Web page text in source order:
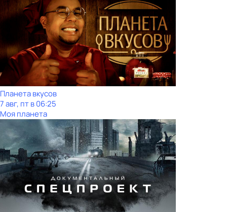
Планета вкусов
7 авг, пт в 06:25
Моя планета